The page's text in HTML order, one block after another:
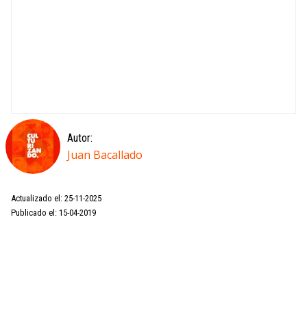
Autor:
Juan Bacallado
Actualizado el: 25-11-2025
Publicado el: 15-04-2019